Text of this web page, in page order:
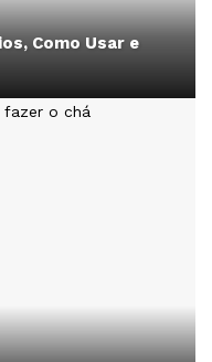
Como Usar e